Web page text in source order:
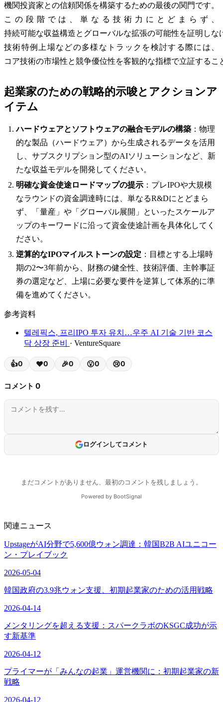
機関投資家との信頼関係を構築するための最後の関門です。
この段階では、単なる技術力にとどまらず、
持続可能な収益構造とグローバルな拡張の可能性を証明しな
技術特例上場などの多様なトラックを検討する際には、
コア技術の市場性と競争優位性を客観的な指標で立証するこ
起業家のための戦略的示唆とアクションア
イテム
ハードウェアとソフトウェアの融合モデルの構築 ：物理
的な製品（ハードウェア）から生成されるデータを活用
し、サブスクリプション型のAIソリューションなど、新
たな収益モデルを開発してください。
明確な資金使途ロードマップの提示 ：プレIPOや大規模
なラウンドの資金調達時には、単なるR&Dにとどまら
ず、「量産」や「グローバル展開」といったスケールア
ップのキーワードに沿って資金使途計画を具体化してく
ださい。
逆算的なIPOマイルストーンの設定 ：目標とする上場時
期の2〜3年前から、財務の健全性、技術評価、主幹事証
券の選定など、上場に必要な要件を逆算して体系的に準
備を進めてください。
参考資料
텔레픽스, 프리IPO 투자 유치…우주 AI 기술 기반 코스
닥 상장 준비 · VentureSquare
関連ニュース
UpstageがAI分野で5,600億ウォン調達：韓国B2B AIユニコー
ン・プレイブック
2026-05-04
韓国政府の3.9兆ウォン支援、初期起業家のための活用戦略
2026-04-14
メンタリングを超える支援：スパークラボのKSGC成功が示
す新基準
2026-04-12
プライマーが「みんなの起業」運営機関に：初期起業家の新
戦略
2026-04-12